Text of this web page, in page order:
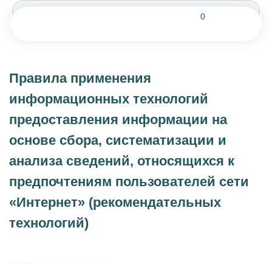
ТОП
ЮБКА
ШОРТЫ
БРЮКИ
ПЛАТЬЕ
ПЛАТЬЕ-РУБАШКА
БРИОШЬ
ЛОБСТЕР
ДЖЕЛАТО
ШОКОЛАД
ПИОН
предоставления информации на
основе сбора, систематизации и
анализа сведений, относящихся к
предпочтениям пользователей сети
«Интернет» (рекомендательных
технологий)